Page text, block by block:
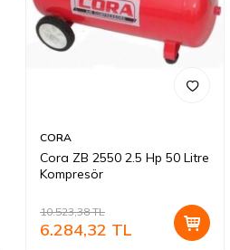
CORA
Cora ZB 2550 2.5 Hp 50 Litre
Kompresör
10.523,38TL
6.284,32 TL